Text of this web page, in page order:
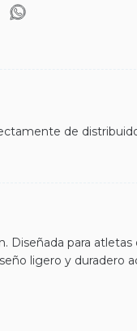
de
para
ligero y duradero